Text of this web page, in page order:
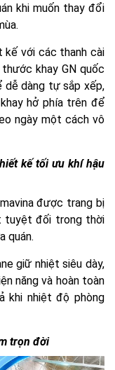
khi muốn thay đổi
kế với các thanh cài
khay GN quốc
dễ dàng tự sắp xếp,
hở phía trên để
ngày một cách vô
kế tối ưu khí hậu
được trang bị
tuyệt đối trong thời
quán.
giữ nhiệt siêu dày,
năng và hoàn toàn
khi nhiệt độ phòng
trọn đời